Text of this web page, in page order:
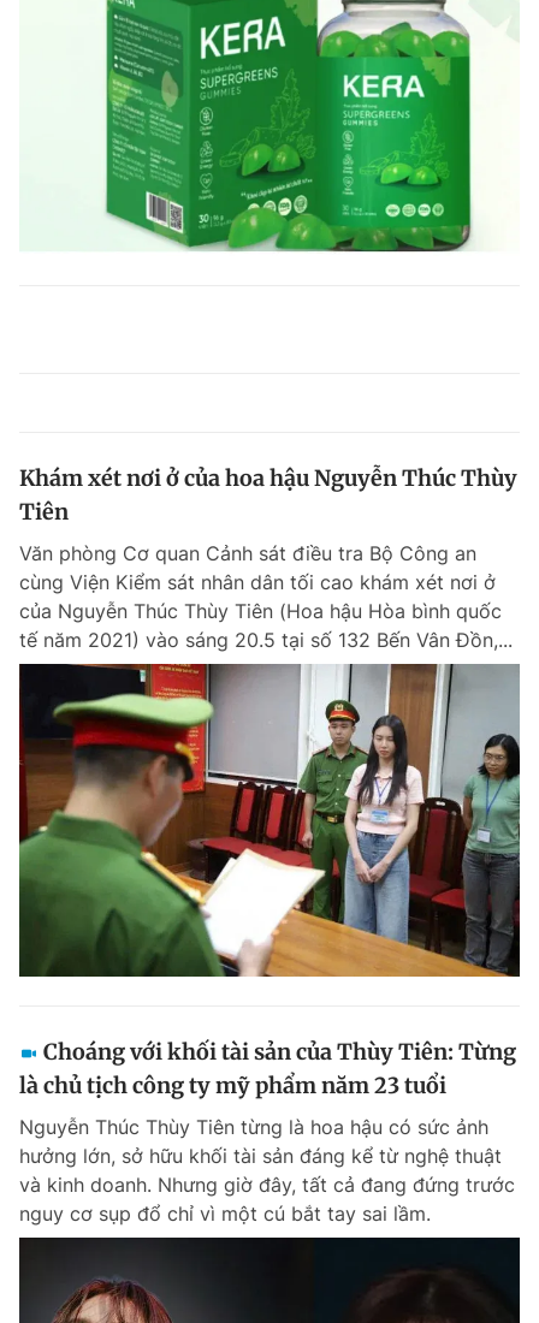
Khám xét nơi ở của hoa hậu Nguyễn Thúc Thùy
Tiên
Văn phòng Cơ quan Cảnh sát điều tra Bộ Công an
cùng Viện Kiểm sát nhân dân tối cao khám xét nơi ở
của Nguyễn Thúc Thùy Tiên (Hoa hậu Hòa bình quốc
tế năm 2021) vào sáng 20.5 tại số 132 Bến Vân Đồn,...
Choáng với khối tài sản của Thùy Tiên: Từng
là chủ tịch công ty mỹ phẩm năm 23 tuổi
Nguyễn Thúc Thùy Tiên từng là hoa hậu có sức ảnh
hưởng lớn, sở hữu khối tài sản đáng kể từ nghệ thuật
và kinh doanh. Nhưng giờ đây, tất cả đang đứng trước
nguy cơ sụp đổ chỉ vì một cú bắt tay sai lầm.